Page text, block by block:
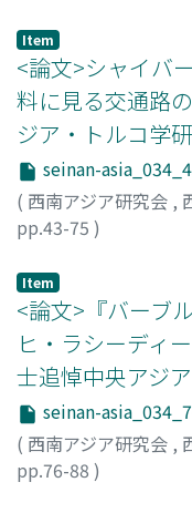
Item
<論文>シャイバ
料に見る交通路
ジア・トルコ学
seinan-
( 西南アジア研究会 ,
pp.43-75 )
Item
<論文>『バーブ
ヒ・ラシーディ
士追悼中央アジ
seinan-
( 西南アジア研究会 ,
pp.76-88 )